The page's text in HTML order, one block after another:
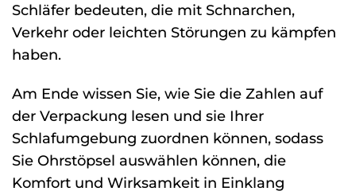
Schläfer bedeuten, die mit Schnarchen,
Verkehr oder leichten Störungen zu kämpfen
haben.
Am Ende wissen Sie, wie Sie die Zahlen auf
der Verpackung lesen und sie Ihrer
Schlafumgebung zuordnen können, sodass
Sie Ohrstöpsel auswählen können, die
Komfort und Wirksamkeit in Einklang